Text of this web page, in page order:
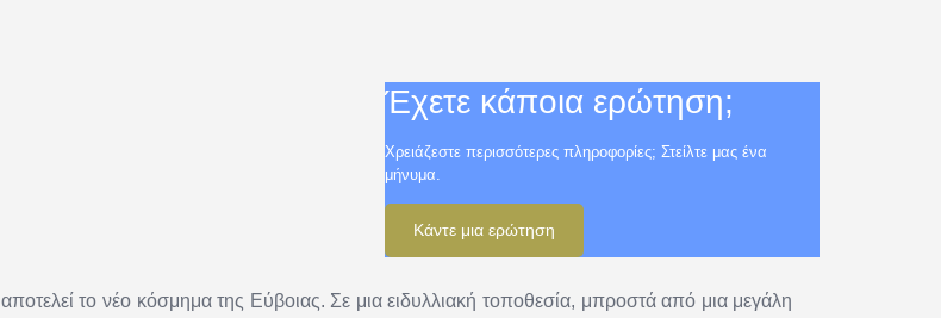
Έχετε κάποια ερώτηση;
Χρειάζεστε περισσότερες πληροφορίες; Στείλτε μας ένα
μήνυμα.
Κάντε μια ερώτηση
αποτελεί το νέο κόσμημα της Εύβοιας. Σε μια ειδυλλιακή τοποθεσία, μπροστά από μια μεγάλη